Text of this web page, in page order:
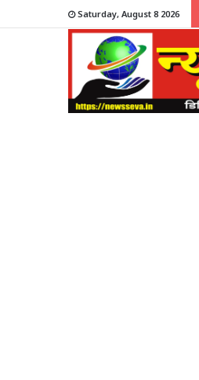
Saturday, August 8 2026